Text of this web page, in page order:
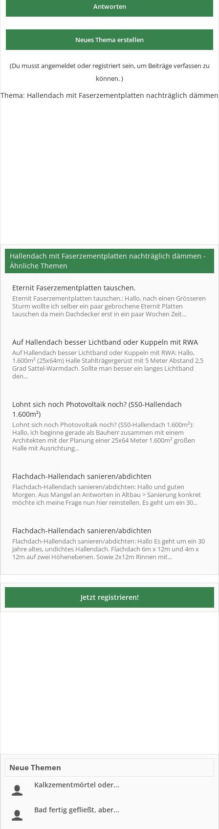
Antworten
Neues Thema erstellen
(Du musst angemeldet oder registriert sein, um Beiträge verfassen zu
können. )
Thema: Hallendach mit Faserzementplatten nachträglich dämmen
Hallendach mit Faserzementplatten nachträglich dämmen -
Ähnliche Themen
Eternit Faserzementplatten tauschen.
Eternit Faserzementplatten tauschen.: Hallo, nach einen Grösseren
Sturm wollte ich selber ein paar gebrochene Eternit Platten
tauschen da mein Dachdecker erst in ein paar Wochen Zeit...
Auf Hallendach besser Lichtband oder Kuppeln mit RWA
Auf Hallendach besser Lichtband oder Kuppeln mit RWA: Hallo,
1.600m² (25x64m) Halle Stahlträgergerüst mit 5 Meter Abstand 2,5
Grad Sattel-Warmdach. Sollte man besser ein langes Lichtband
den...
Lohnt sich noch Photovoltaik noch? (SS0-Hallendach
1.600m²)
Lohnt sich noch Photovoltaik noch? (SS0-Hallendach 1.600m²):
Hallo, ich beginne gerade als Bauherr zusammen mit einem
Architekten mit der Planung einer 25x64 Meter 1.600m² großen
Halle mit Ausrichtung...
Flachdach-Hallendach sanieren/abdichten
Flachdach-Hallendach sanieren/abdichten: Hallo und guten
Morgen. Aus Mangel an Antworten in Altbau > Sanierung konkret
möchte ich meine Frage nun hier reinstellen. Es geht um ein 30...
Flachdach-Hallendach sanieren/abdichten
Flachdach-Hallendach sanieren/abdichten: Hallo Es geht um ein 30
Jahre altes, undichtes Hallendach. Flachdach 6m x 12m und 4m x
12m auf zwei Höhenebenen. Sowie 2x12m Rinnen mit...
Jetzt registrieren!
Neue Themen
Kalkzementmörtel oder...
Bad fertig gefließt, aber...